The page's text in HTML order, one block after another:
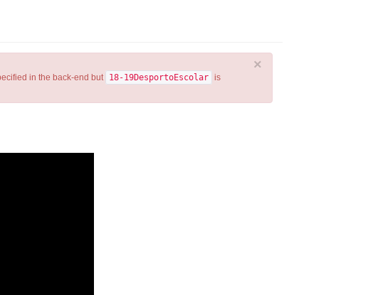
×
in the back-end but 18-19DesportoEscolar is